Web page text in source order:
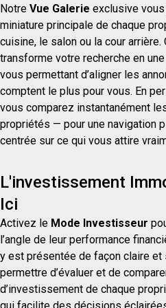
Notre Vue Galerie exclusive
miniature principale de chaque
cuisine, le salon ou la cour
transforme votre recherche en
vous permettant d’aligner les
comptent le plus pour vous. En
vous comparez instantanément
propriétés — pour une navigation
centrée sur ce qui vous attire
L'investissement
Ici
Activez le Mode Investisseur
l’angle de leur performance
y est présentée de façon claire et
permettre d’évaluer et de
d’investissement de chaque
qui facilite des décisions